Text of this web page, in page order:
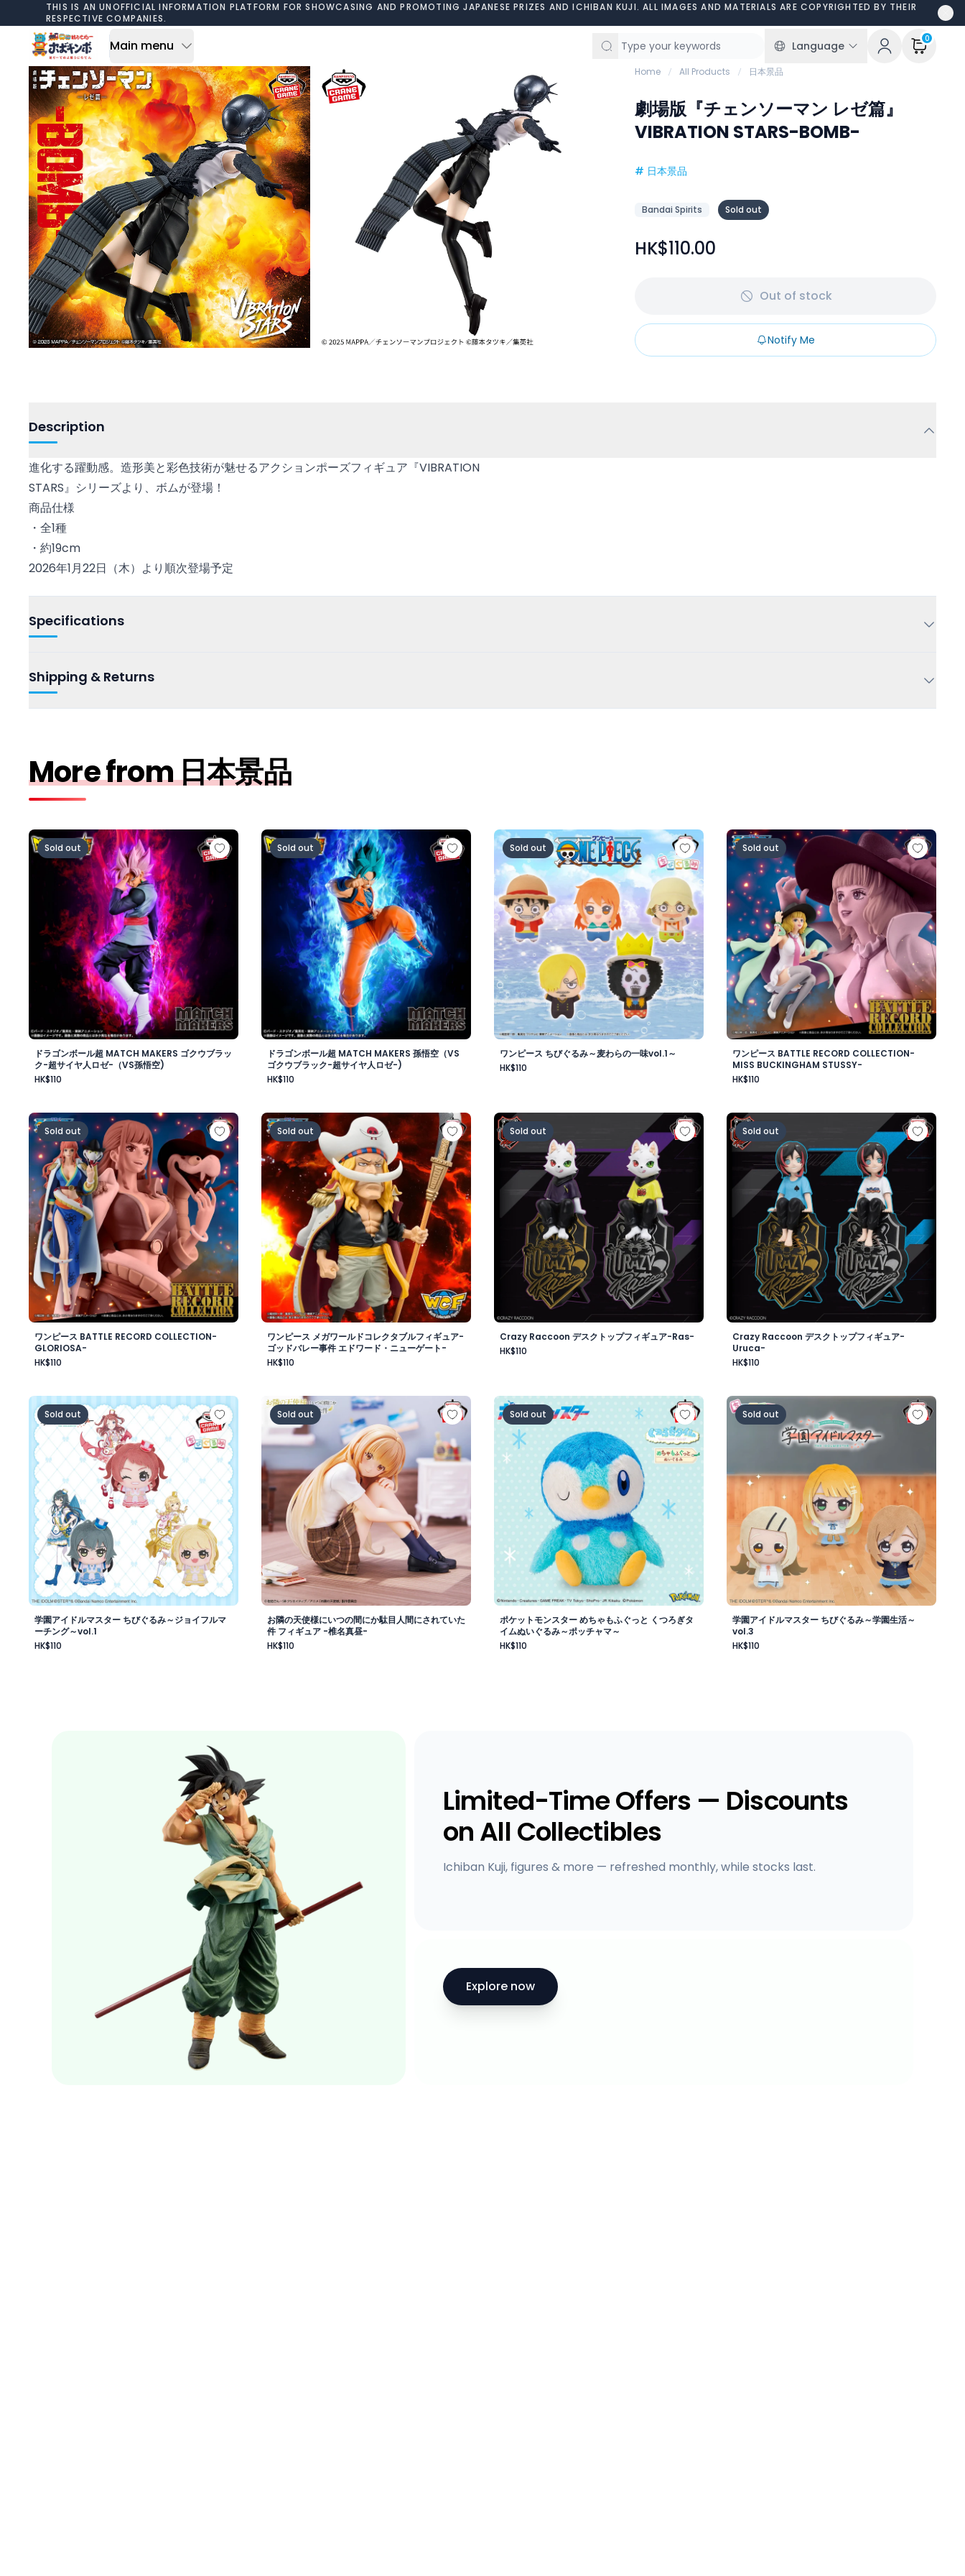
Skip to contentTHIS IS AN UNOFFICIAL INFORMATION PLATFORM FOR SHOWCASING AND PROMOTING JAPANESE PRIZES AND ICHIBAN KUJI. ALL IMAGES AND MATERIALS ARE COPYRIGHTED BY THEIR
RESPECTIVE COMPANIES.
Main menu Language
0
Home All Products 日本景品
劇場版『チェンソーマン レゼ篇』
VIBRATION STARS-BOMB-
# 日本景品
Bandai Spirits Sold out
HK$110.00
Out of stock
Notify Me
Description
進化する躍動感。造形美と彩色技術が魅せるアクションポーズフィギュア『VIBRATION
STARS』シリーズより、ボムが登場！
商品仕様
・全1種
・約19cm
2026年1月22日（木）より順次登場予定
Specifications
Shipping & Returns
More from 日本景品
ドラゴンボール超 MATCH MAKERS ゴクウブラック-超サイヤ人ロゼ-（VS孫悟空)
Sold out
ドラゴンボール超 MATCH MAKERS ゴクウブラッ
ク-超サイヤ人ロゼ-（VS孫悟空)
HK$110
ドラゴンボール超 MATCH MAKERS 孫悟空（VSゴクウブラック-超サイヤ人ロゼ-)
Sold out
ドラゴンボール超 MATCH MAKERS 孫悟空（VS
ゴクウブラック-超サイヤ人ロゼ-)
HK$110
ワンピース ちびぐるみ～麦わらの一味vol.1～
Sold out
ワンピース ちびぐるみ～麦わらの一味vol.1～
HK$110
ワンピース BATTLE RECORD COLLECTION-
Sold out
ワンピース BATTLE RECORD COLLECTION-
MISS BUCKINGHAM STUSSY-
HK$110
ワンピース BATTLE RECORD COLLECTION-GLORIOSA-
Sold out
ワンピース BATTLE RECORD COLLECTION-
GLORIOSA-
HK$110
ワンピース メガワールドコレクタブルフィギュア-ゴッドバレー事件 エドワード・ニューゲート-
Sold out
ワンピース メガワールドコレクタブルフィギュア-
ゴッドバレー事件 エドワード・ニューゲート-
HK$110
Crazy Raccoon デスクトップフィギュア-Ras-
Sold out
Crazy Raccoon デスクトップフィギュア-Ras-
HK$110
Crazy Raccoon デスクトップフィギュア-
Sold out
Crazy Raccoon デスクトップフィギュア-
Uruca-
HK$110
学園アイドルマスター ちびぐるみ～ジョイフルマーチング～vol.1
Sold out
学園アイドルマスター ちびぐるみ～ジョイフルマ
ーチング～vol.1
HK$110
お隣の天使様にいつの間にか駄目人間にされていた件 フィギュア -椎名真昼-
Sold out
お隣の天使様にいつの間にか駄目人間にされていた
件 フィギュア -椎名真昼-
HK$110
ポケットモンスター めちゃもふぐっと くつろぎタイムぬいぐるみ～ポッチャマ～
Sold out
ポケットモンスター めちゃもふぐっと くつろぎタ
イムぬいぐるみ～ポッチャマ～
HK$110
学園アイドルマスター ちびぐるみ～学園生活
Sold out
学園アイドルマスター ちびぐるみ～学園生活～
vol.3
HK$110
Limited-Time Offers — Discounts
on All Collectibles
Ichiban Kuji, figures & more — refreshed monthly, while stocks last.
Explore now